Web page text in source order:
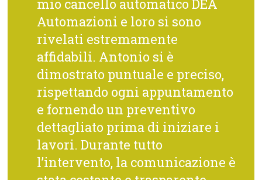
mio cancello automatico DEA
Automazioni e loro si sono
rivelati estremamente
affidabili. Antonio si è
dimostrato puntuale e preciso,
rispettando ogni appuntamento
e fornendo un preventivo
dettagliato prima di iniziare i
lavori. Durante tutto
l’intervento, la comunicazione è